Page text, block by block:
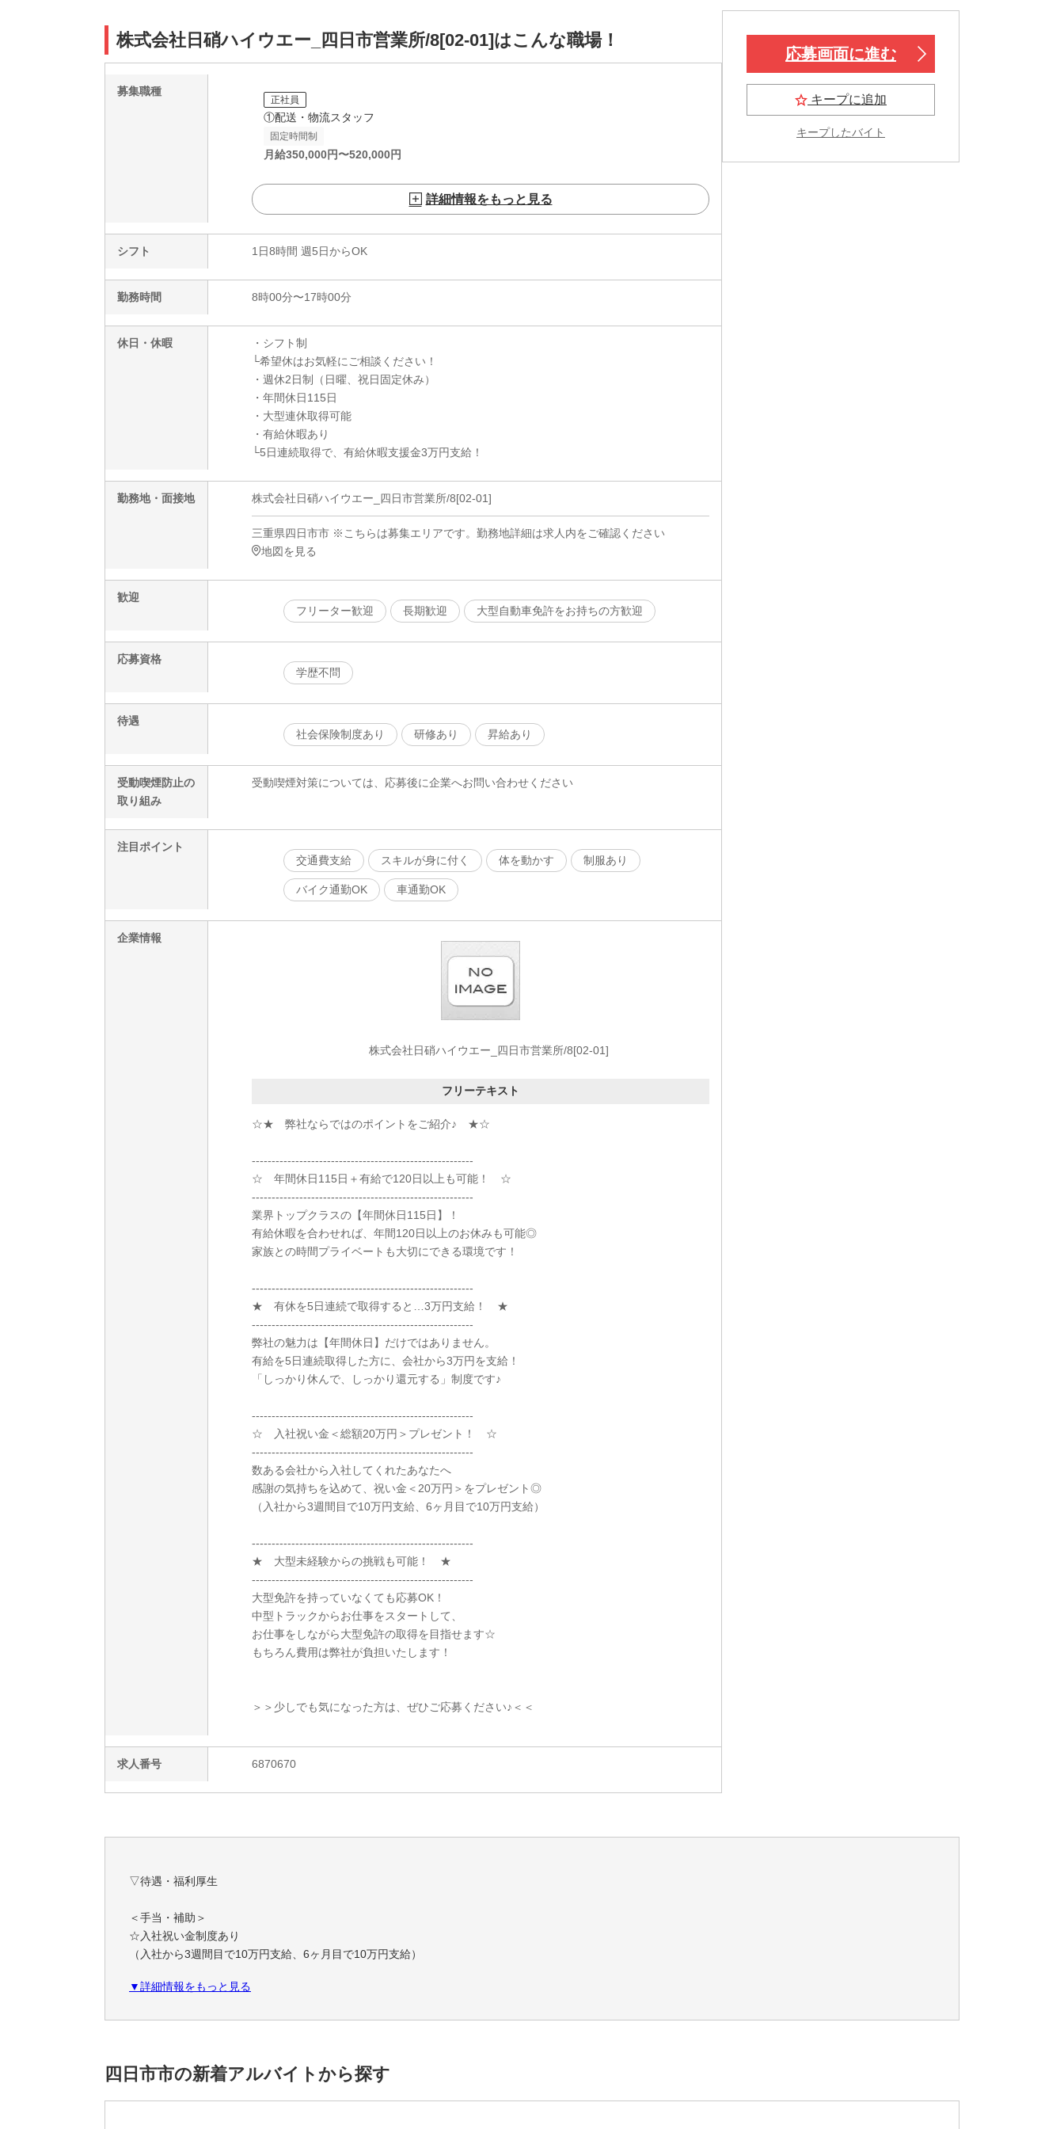
株式会社日硝ハイウエー_四日市営業所/8[02-01]はこんな職場！
募集職種
正社員
①配送・物流スタッフ
固定時間制
月給350,000円〜520,000円
詳細情報をもっと見る
シフト 1日8時間 週5日からOK
勤務時間 8時00分〜17時00分
休日・休暇
・シフト制
└希望休はお気軽にご相談ください！
・週休2日制（日曜、祝日固定休み）
・年間休日115日
・大型連休取得可能
・有給休暇あり
└5日連続取得で、有給休暇支援金3万円支給！
勤務地・面接地 株式会社日硝ハイウエー_四日市営業所/8[02-01]
三重県四日市市 ※こちらは募集エリアです。勤務地詳細は求人内をご確認ください
地図を見る
歓迎
フリーター歓迎
長期歓迎 大型自動車免許をお持ちの方歓迎
応募資格
学歴不問
待遇
社会保険制度あり
研修あり 昇給あり
受動喫煙防止の
取り組み
受動喫煙対策については、応募後に企業へお問い合わせください
注目ポイント
交通費支給
スキルが身に付く 体を動かす 制服あり
バイク通勤OK 車通勤OK
企業情報
株式会社日硝ハイウエー_四日市営業所/8[02-01]
フリーテキスト
☆★ 弊社ならではのポイントをご紹介♪ ★☆
--------------------------------------------------------
☆ 年間休日115日＋有給で120日以上も可能！ ☆
--------------------------------------------------------
業界トップクラスの【年間休日115日】！
有給休暇を合わせれば、年間120日以上のお休みも可能◎
家族との時間プライベートも大切にできる環境です！
--------------------------------------------------------
★ 有休を5日連続で取得すると…3万円支給！ ★
--------------------------------------------------------
弊社の魅力は【年間休日】だけではありません。
有給を5日連続取得した方に、会社から3万円を支給！
「しっかり休んで、しっかり還元する」制度です♪
--------------------------------------------------------
☆ 入社祝い金＜総額20万円＞プレゼント！ ☆
--------------------------------------------------------
数ある会社から入社してくれたあなたへ
感謝の気持ちを込めて、祝い金＜20万円＞をプレゼント◎
（入社から3週間目で10万円支給、6ヶ月目で10万円支給）
--------------------------------------------------------
★ 大型未経験からの挑戦も可能！ ★
--------------------------------------------------------
大型免許を持っていなくても応募OK！
中型トラックからお仕事をスタートして、
お仕事をしながら大型免許の取得を目指せます☆
もちろん費用は弊社が負担いたします！
＞＞少しでも気になった方は、ぜひご応募ください♪＜＜
求人番号 6870670
応募画面に進む
キープに追加
キープしたバイト
▽待遇・福利厚生
＜手当・補助＞
☆入社祝い金制度あり
（入社から3週間目で10万円支給、6ヶ月目で10万円支給）
（有給5日連続取得で3万円支給！）
◎班活動奨励金(5,000円)
◎車両管理手当
◎永年勤続表彰（10年、20年、30年）
▼詳細情報をもっと見る
四日市市の新着アルバイトから探す